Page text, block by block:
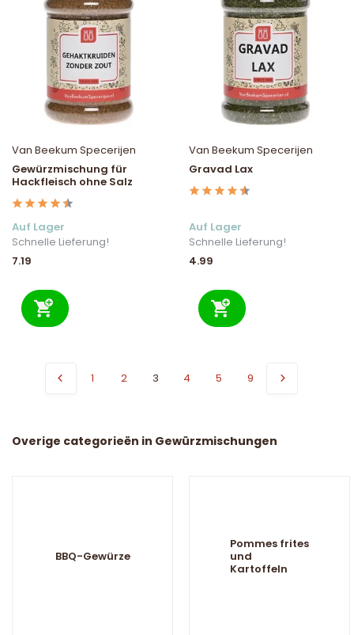
Van Beekum Specerijen
Gewürzmischung für
Hackfleisch ohne Salz
Auf Lager
Schnelle Lieferung!
7.19
Van Beekum Specerijen
Gravad Lax
Auf Lager
Schnelle Lieferung!
4.99
1 2 3 4 5 9
Overige categorieën in Gewürzmischungen
BBQ-Gewürze
Pommes frites
und
Kartoffeln